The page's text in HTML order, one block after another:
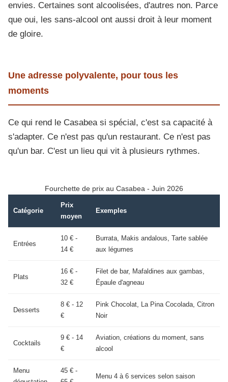
envies. Certaines sont alcoolisées, d'autres non. Parce
que oui, les sans-alcool ont aussi droit à leur moment
de gloire.
Une adresse polyvalente, pour tous les
moments
Ce qui rend le Casabea si spécial, c'est sa capacité à
s'adapter. Ce n'est pas qu'un restaurant. Ce n'est pas
qu'un bar. C'est un lieu qui vit à plusieurs rythmes.
Fourchette de prix au Casabea - Juin 2026
Catégorie
Prix
moyen
Exemples
Entrées
10 € -
14 €
Burrata, Makis andalous, Tarte sablée
aux légumes
Plats
16 € -
32 €
Filet de bar, Mafaldines aux gambas,
Épaule d'agneau
Desserts
8 € - 12
€
Pink Chocolat, La Pina Cocolada, Citron
Noir
Cocktails
9 € - 14
€
Aviation, créations du moment, sans
alcool
Menu
45 € -
Menu 4 à 6 services selon saison